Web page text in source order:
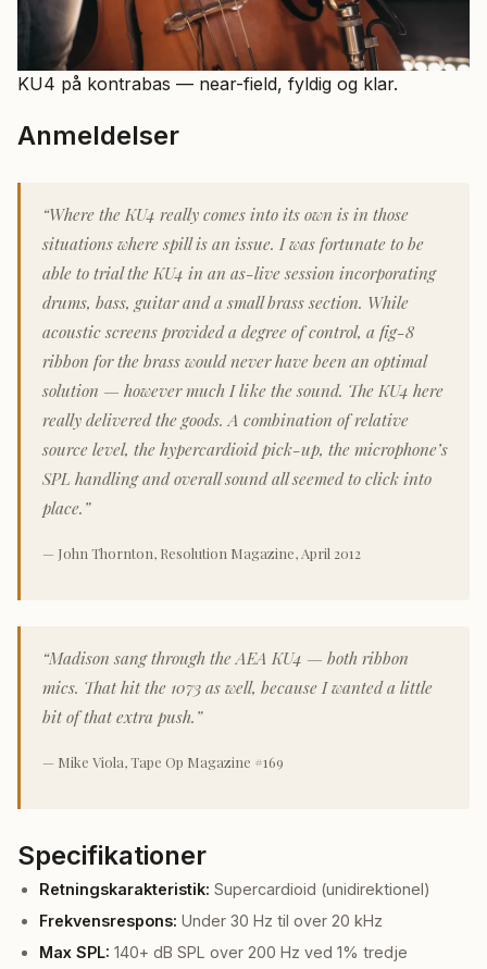
KU4 på kontrabas — near-field, fyldig og klar.
Anmeldelser
“Where the KU4 really comes into its own is in those
situations where spill is an issue. I was fortunate to be
able to trial the KU4 in an as-live session incorporating
drums, bass, guitar and a small brass section. While
acoustic screens provided a degree of control, a fig-8
ribbon for the brass would never have been an optimal
solution — however much I like the sound. The KU4 here
really delivered the goods. A combination of relative
source level, the hypercardioid pick-up, the microphone’s
SPL handling and overall sound all seemed to click into
place.”
— John Thornton, Resolution Magazine, April 2012
“Madison sang through the AEA KU4 — both ribbon
mics. That hit the 1073 as well, because I wanted a little
bit of that extra push.”
— Mike Viola, Tape Op Magazine #169
Specifikationer
Retningskarakteristik: Supercardioid (unidirektionel)
Frekvensrespons: Under 30 Hz til over 20 kHz
Max SPL: 140+ dB SPL over 200 Hz ved 1% tredje